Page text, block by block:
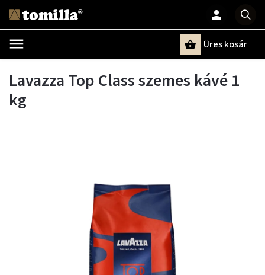
Üres kosár
Lavazza Top Class szemes kávé 1
kg